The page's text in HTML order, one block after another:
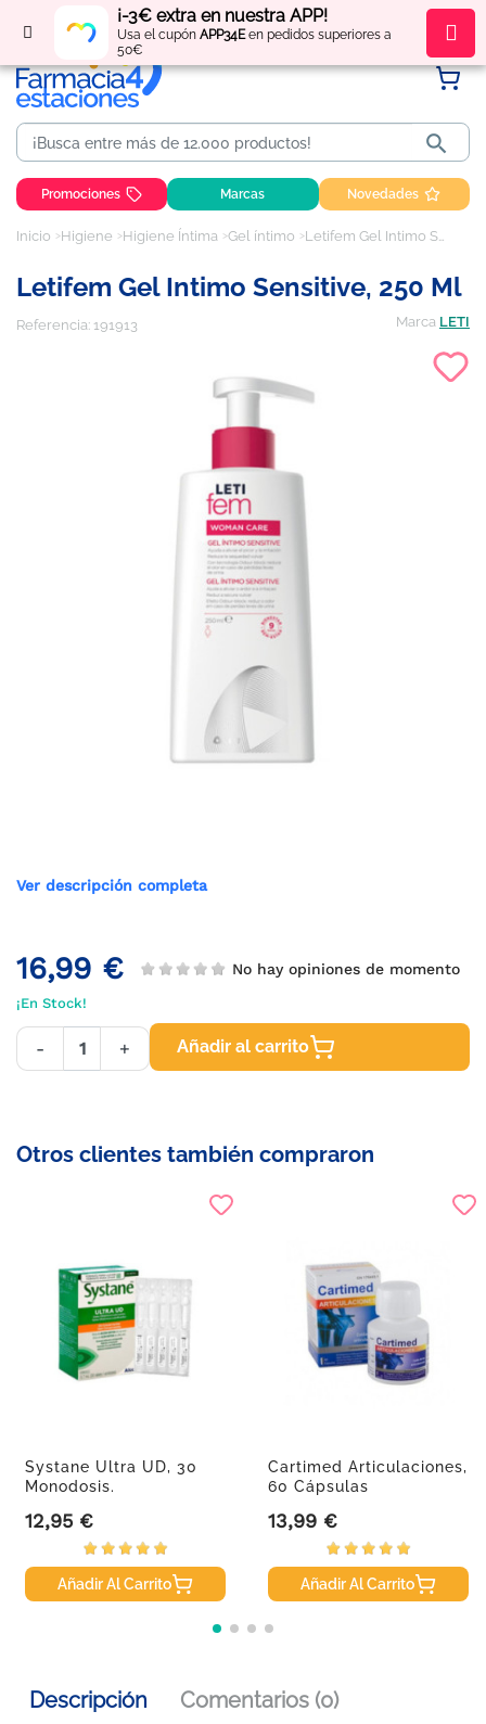
¡-3€ extra en nuestra APP!
Usa el cupón APP34Een pedidos superiores a
50€
Regístratey obténpuntos por tus compras

Promociones Marcas Novedades
Inicio Higiene Higiene Íntima Gel íntimo Letifem Gel Intimo Sensitive, 250 ml
Letifem Gel Intimo Sensitive, 250 Ml
Referencia: 191913 Marca LETI
Ver descripción completa
16,99 € No hay opiniones de momento
¡En Stock!
- + Añadir al carrito
Otros clientes también compraron
Systane Ultra UD, 30
Monodosis.
Precio
12,95 €
Añadir Al Carrito
Cartimed Articulaciones,
60 Cápsulas
Precio
13,99 €
Añadir Al Carrito
Descripción Comentarios (0)